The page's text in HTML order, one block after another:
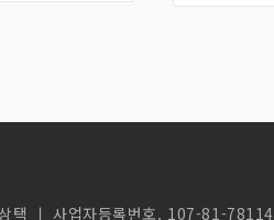
택 ㅣ 사업자등록번호. 107-81-78114